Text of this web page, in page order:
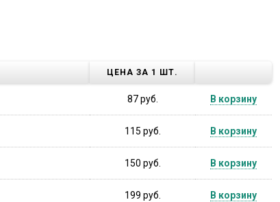
ЦЕНА ЗА 1 ШТ.
87 руб. В корзину
115 руб. В корзину
150 руб. В корзину
199 руб. В корзину